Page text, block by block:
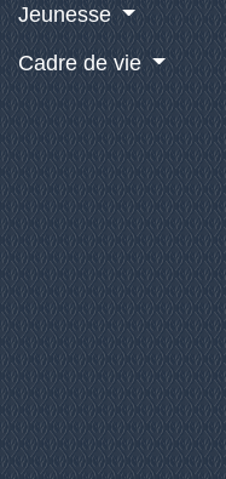
Jeunesse
Cadre de vie